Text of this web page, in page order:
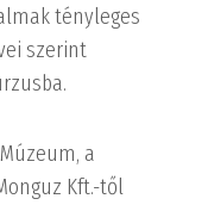
tényleges
szerint
a
Kft.-től